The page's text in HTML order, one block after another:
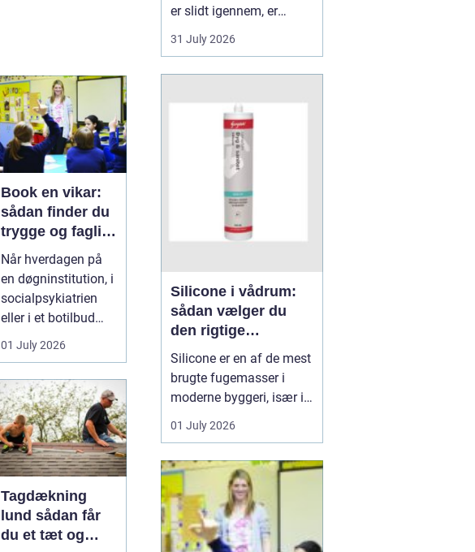
Book en vikar:
sådan finder du
trygge og fagligt
stærke
løsninger
Når hverdagen på
en døgninstitution, i
socialpsykiatrien
eller i et botilbud
pludselig ændrer
sig, k...
01 July 2026
Tagdækning
lund sådan får
du et tæt og
er slidt igennem, er
mange fristede til bare at
købe nyt. Men ofte kan
flottere og mere
behagelige, end da de
var nye. Her spiller
31 July 2026
Silicone i vådrum:
sådan vælger du
den rigtige
fugemasse
Silicone er en af de mest
brugte fugemasser i
moderne byggeri, især i
badeværelser, køkkener
og andre områder med
fugerne omkring
bruseniche, håndvask,
køkkenbord eller
natursten ikke holder
01 July 2026